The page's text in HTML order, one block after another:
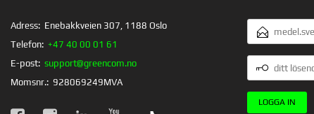
Adress: Enebakkveien 307, 1188 Oslo
Telefon: +47 40 00 01 61
E-post: support@greencom.no
Momsnr.: 928069249MVA
POSTADRESS
LÖSENORD